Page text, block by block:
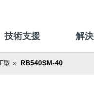
技術支援 解
型 RB540SM-40